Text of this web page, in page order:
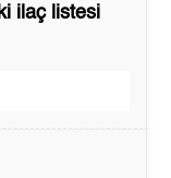
ilaç listesi